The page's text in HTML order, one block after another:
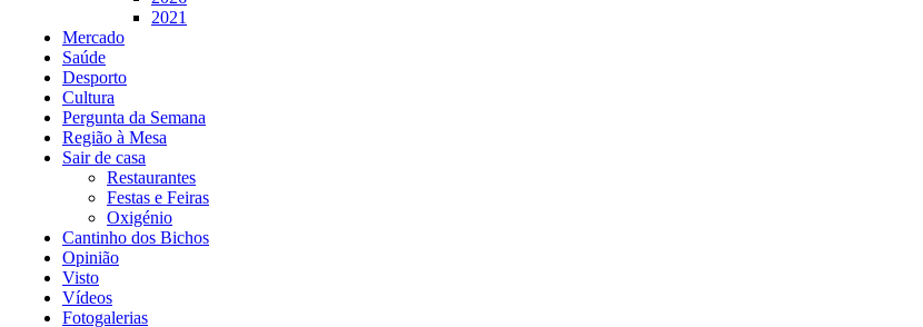
2021
Mercado
Saúde
Desporto
Cultura
Pergunta da Semana
Região à Mesa
Sair de casa
Restaurantes
Festas e Feiras
Oxigénio
Cantinho dos Bichos
Opinião
Visto
Vídeos
Fotogalerias